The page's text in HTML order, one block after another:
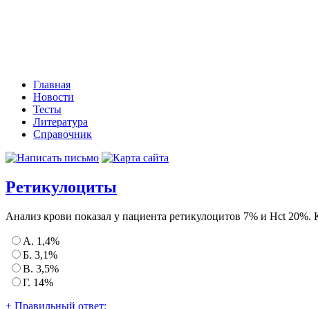
Главная
Новости
Тесты
Литература
Справочник
Ретикулоциты
Анализ крови показал у пациента ретикулоцитов 7% и Hct 20%.
А. 1,4%
Б. 3,1%
В. 3,5%
Г. 14%
+ Правильный ответ: